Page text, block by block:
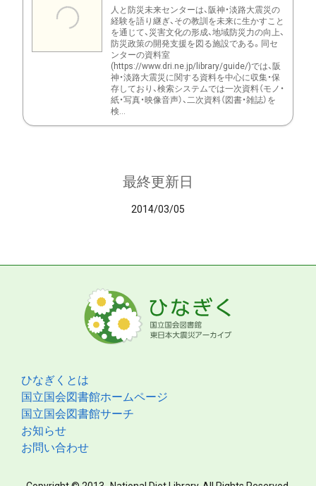
人と防災未来センターは、阪神・淡路大震災の
経験を語り継ぎ、その教訓を未来に生かすこと
を通じて、災害文化の形成、地域防災力の向上、
防災政策の開発支援を図る施設である。同セ
ンターの資料室
(https://www.dri.ne.jp/library/guide/)では、阪
神・淡路大震災に関する資料を中心に収集・保
存しており、検索システムでは一次資料（モノ・
紙・写真・映像音声）、二次資料（図書・雑誌）を
検...
最終更新日
2014/03/05
ひなぎくとは
国立国会図書館ホームページ
国立国会図書館サーチ
お知らせ
お問い合わせ